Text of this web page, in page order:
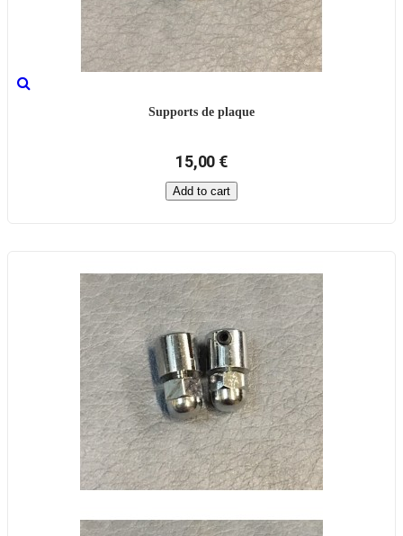
Supports de plaque
15,00 €
Add to cart